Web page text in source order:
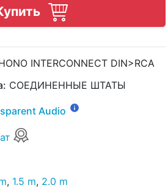
INTERCONNECT DIN>RCA
СОЕДИНЕННЫЕ ШТАТЫ
Audio
, 1.5 m, 2.0 m